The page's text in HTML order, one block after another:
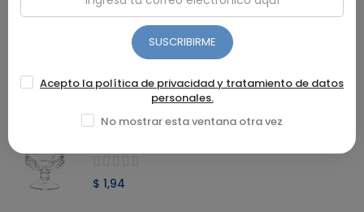
$ 1,94
SUSCRIBIRME
Acepto la política de privacidad y tratamiento de datos
personales.
No mostrar esta ventana otra vez